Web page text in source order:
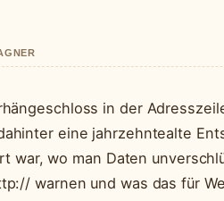
in der
eine jahrzehntealte
wo man Daten
warnen und was das für